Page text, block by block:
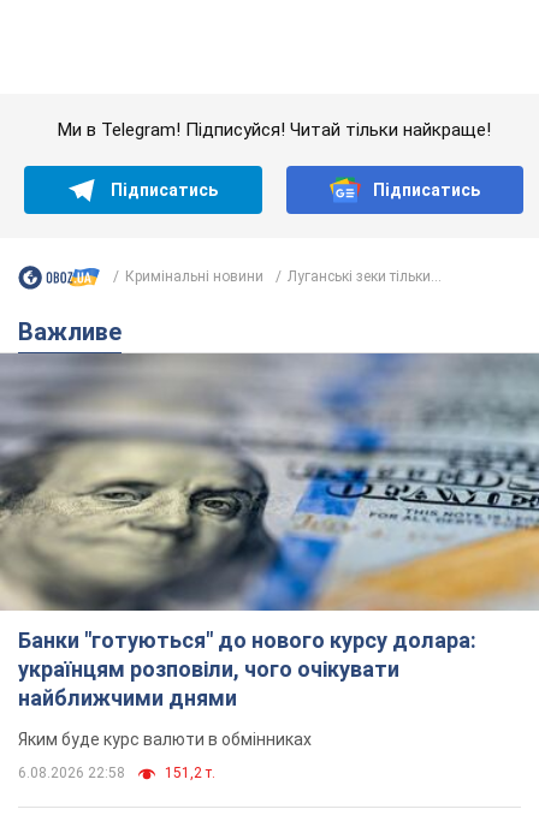
Банки "готуються" до нового курсу долара:
українцям розповіли, чого очікувати
найближчими днями
Яким буде курс валюти в обмінниках
6.08.2026 22:58
Українцям обіцяють по 850 грн від
мобільних операторів: що не так з
цими повідомленнями
Як не потрапити в пастку шахраїв
6.08.2026 21:02 16,0 т.
Найдорожчий футболіст "Динамо"
забив "Карабаху" вже на 10-й хвилині